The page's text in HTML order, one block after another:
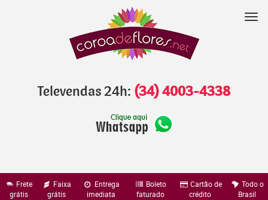
Televendas 24h: (34) 4003-4338
Frete
grátis
Faixa
grátis
Entrega
imediata
Boleto
faturado
Cartão de
crédito
Todo o
Brasil